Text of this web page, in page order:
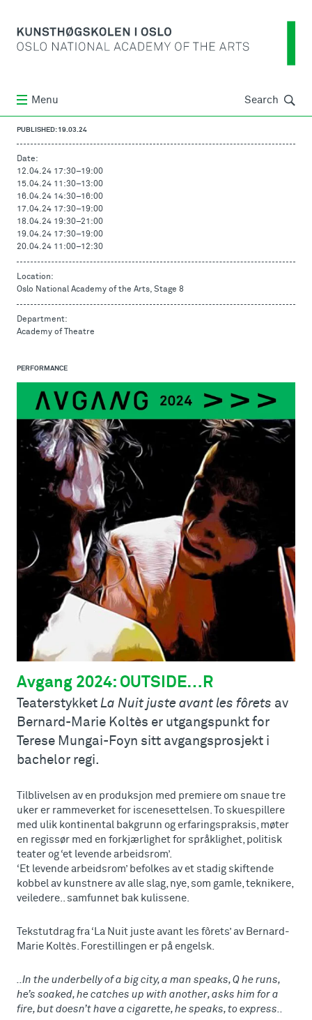
Menu Search Søk
PUBLISHED: 19.03.24
Date:
12.04.24 17:30–19:00
15.04.24 11:30–13:00
16.04.24 14:30–16:00
17.04.24 17:30–19:00
18.04.24 19:30–21:00
19.04.24 17:30–19:00
20.04.24 11:00–12:30
Location:
Oslo National Academy of the Arts, Stage 8
Department:
Academy of Theatre
PERFORMANCE
Avgang 2024: OUTSIDE…R
Teaterstykket La Nuit juste avant les fôrets av
Bernard-Marie Koltès er utgangspunkt for
Terese Mungai-Foyn sitt avgangsprosjekt i
bachelor regi.
Tilblivelsen av en produksjon med premiere om snaue tre
uker er rammeverket for iscenesettelsen. To skuespillere
med ulik kontinental bakgrunn og erfaringspraksis, møter
en regissør med en forkjærlighet for språklighet, politisk
teater og ‘et levende arbeidsrom’.
‘Et levende arbeidsrom’ befolkes av et stadig skiftende
kobbel av kunstnere av alle slag, nye, som gamle, teknikere,
veiledere.. samfunnet bak kulissene.
Tekstutdrag fra ‘La Nuit juste avant les fôrets’ av Bernard-
Marie Koltès. Forestillingen er på engelsk.
..In the underbelly of a big city, a man speaks, Q he runs,
he’s soaked, he catches up with another, asks him for a
fire, but doesn’t have a cigarette, he speaks, to express..